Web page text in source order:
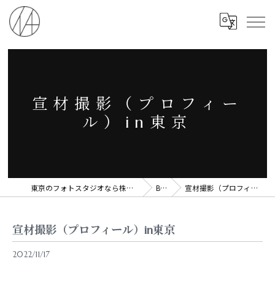
宣材撮影（プロフィー
ル）in東京
東京のフォトスタジオなら株式会社MALUICHI Blog 宣材撮影（プロフィール）in東京
宣材撮影（プロフィール）in東京
2022/11/17